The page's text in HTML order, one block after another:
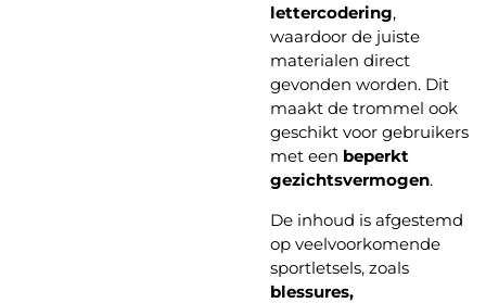
lettercodering,
waardoor de juiste
materialen direct
gevonden worden. Dit
maakt de trommel ook
geschikt voor gebruikers
met een beperkt
gezichtsvermogen.
De inhoud is afgestemd
op veelvoorkomende
sportletsels, zoals
blessures,